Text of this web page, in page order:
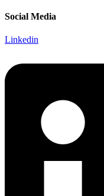
Social Media
Linkedin